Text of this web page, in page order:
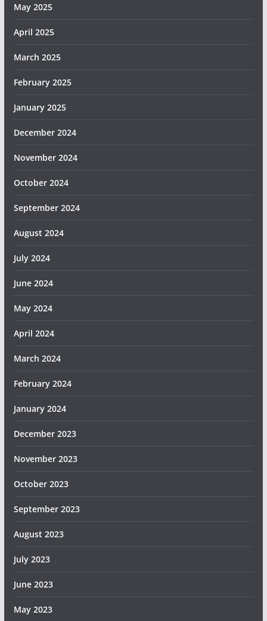
May 2025
April 2025
March 2025
February 2025
January 2025
December 2024
November 2024
October 2024
September 2024
August 2024
July 2024
June 2024
May 2024
April 2024
March 2024
February 2024
January 2024
December 2023
November 2023
October 2023
September 2023
August 2023
July 2023
June 2023
May 2023